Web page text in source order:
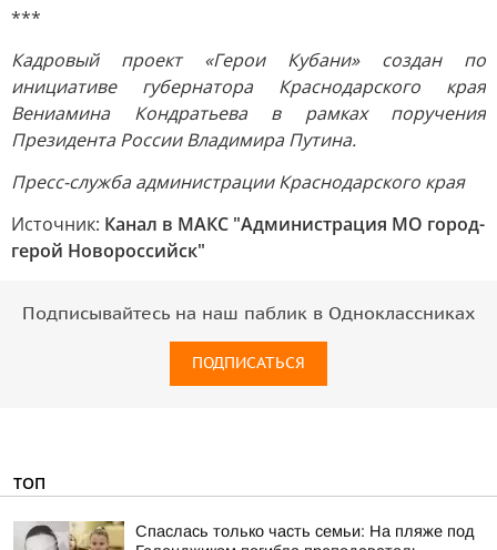
***
Кадровый проект «Герои Кубани» создан по
инициативе губернатора Краснодарского края
Вениамина Кондратьева в рамках поручения
Президента России Владимира Путина.
Пресс-служба администрации Краснодарского края
Источник: Канал в МАКС "Администрация МО город-
герой Новороссийск"
Подписывайтесь на наш паблик в Одноклассниках
ПОДПИСАТЬСЯ
ТОП
Спаслась только часть семьи: На пляже под